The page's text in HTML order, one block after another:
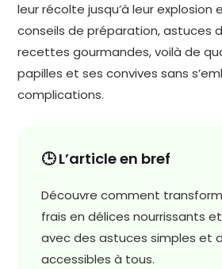
leur récolte jusqu’à leur explosion
conseils de préparation, astuces
recettes gourmandes, voilà de
papilles et ses convives sans
complications.
🕒 L’article en bref
Découvre comment
frais en délices nourrissants
avec des astuces simples et
accessibles à tous.